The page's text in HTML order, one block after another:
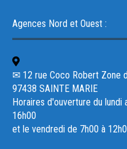
Agences Nord et Ouest :
✉ 12 rue Coco Robert Zone
97438 SAINTE MARIE
Horaires d'ouverture du lundi
16h00
et le vendredi de 7h00 à